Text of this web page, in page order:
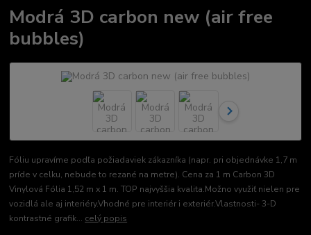
Modrá 3D carbon new (air free
bubbles)
Fóliu upravíme podľa požiadaviek zákazníka (napr. pri objednávke 1,7 m
príde v celku, nebude to rezané na metre). Cena za 1 m Carbon 3D
Vinylová Fólia 1,52 m x 1 m. TOP najvyššia kvalita.Možno využiť nielen pre
vozidlá ale aj interiéry.Vhodné pre interiér i exteriér.Vlastnosti- 3-D
kontrastné grafik... celý popis